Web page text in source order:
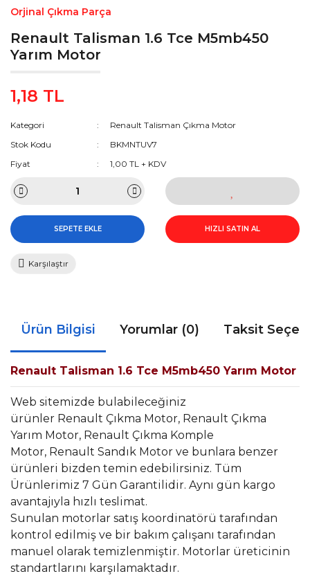
Orjinal Çıkma Parça
Renault Talisman 1.6 Tce M5mb450
Yarım Motor
1,18 TL
Kategori
Renault Talisman Çıkma Motor
Stok Kodu
BKMNTUV7
Fiyat
1,00 TL + KDV
SEPETE EKLE HIZLI SATIN AL
Karşılaştır
Ürün Bilgisi Yorumlar (0) Taksit
Renault Talisman 1.6 Tce M5mb450 Yarım Motor
Web sitemizde bulabileceğiniz
ürünler Renault Çıkma Motor, Renault Çıkma
Yarım Motor, Renault Çıkma Komple
Motor, Renault Sandık Motor ve bunlara benzer
ürünleri bizden temin edebilirsiniz. Tüm
Ürünlerimiz 7 Gün Garantilidir. Aynı gün kargo
avantajıyla hızlı teslimat.
Sunulan motorlar satış koordinatörü tarafından
kontrol edilmiş ve bir bakım çalışanı tarafından
manuel olarak temizlenmiştir. Motorlar üreticinin
standartlarını karşılamaktadır.